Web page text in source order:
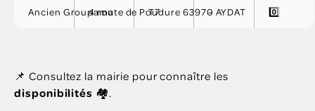
Ancien Groupama4 route de Poudure 63970 AYDAT
T7 – 0️⃣
📌 Consultez la mairie pour connaître les
disponibilités 🏘️.